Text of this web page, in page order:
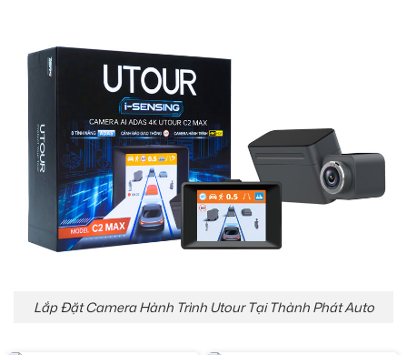
Lắp Đặt Camera Hành Trình Utour Tại Thành Phát Auto